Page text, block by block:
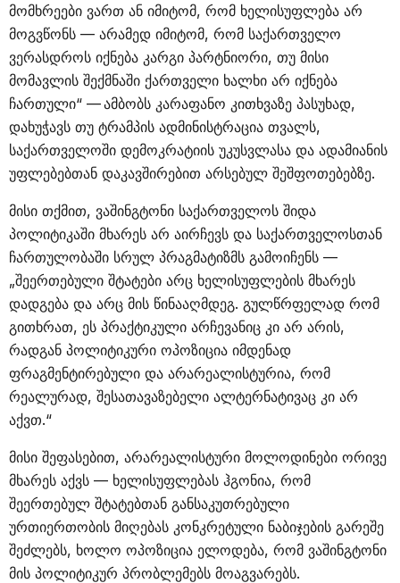
მომხრეები ვართ ან იმიტომ, რომ ხელისუფლება არ
მოგვწონს — არამედ იმიტომ, რომ საქართველო
ვერასდროს იქნება კარგი პარტნიორი, თუ მისი
მომავლის შექმნაში ქართველი ხალხი არ იქნება
ჩართული“ — ამბობს კარაფანო კითხვაზე პასუხად,
დახუჭავს თუ ტრამპის ადმინისტრაცია თვალს,
საქართველოში დემოკრატიის უკუსვლასა და ადამიანის
უფლებებთან დაკავშირებით არსებულ შეშფოთებებზე.
მისი თქმით, ვაშინგტონი საქართველოს შიდა
პოლიტიკაში მხარეს არ აირჩევს და საქართველოსთან
ჩართულობაში სრულ პრაგმატიზმს გამოიჩენს —
„შეერთებული შტატები არც ხელისუფლების მხარეს
დადგება და არც მის წინააღმდეგ. გულწრფელად რომ
გითხრათ, ეს პრაქტიკული არჩევანიც კი არ არის,
რადგან პოლიტიკური ოპოზიცია იმდენად
ფრაგმენტირებული და არარეალისტურია, რომ
რეალურად, შესათავაზებელი ალტერნატივაც კი არ
აქვთ.“
მისი შეფასებით, არარეალისტური მოლოდინები ორივე
მხარეს აქვს — ხელისუფლებას ჰგონია, რომ
შეერთებულ შტატებთან განსაკუთრებული
ურთიერთობის მიღებას კონკრეტული ნაბიჯების გარეშე
შეძლებს, ხოლო ოპოზიცია ელოდება, რომ ვაშინგტონი
მის პოლიტიკურ პრობლემებს მოაგვარებს.